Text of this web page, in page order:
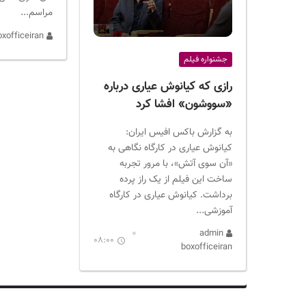
جشنواره فیلم
رازی که کیانوش عیاری درباره
«سووشون» افشا کرد
به گزارش باکس افیس ایران:
کیانوش عیاری در کارگاه نگاهی به
«آن سوی آتش»، با مرور تجربه
ساخت این فیلم از یک راز پرده
برداشت. کیانوش عیاری در کارگاه
آموزشی...
admin
boxofficeiran
08:00
مراسم...
admin boxofficeiran